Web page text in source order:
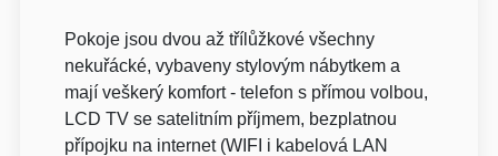
Pokoje jsou dvou až třílůžkové všechny
nekuřácké, vybaveny stylovým nábytkem a
mají veškerý komfort - telefon s přímou volbou,
LCD TV se satelitním příjmem, bezplatnou
přípojku na internet (WIFI i kabelová LAN